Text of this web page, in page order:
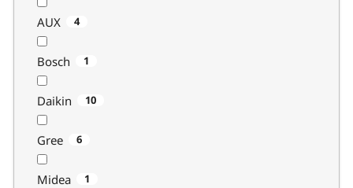
AUX 4
Bosch 1
Daikin 10
Gree 6
Midea 1